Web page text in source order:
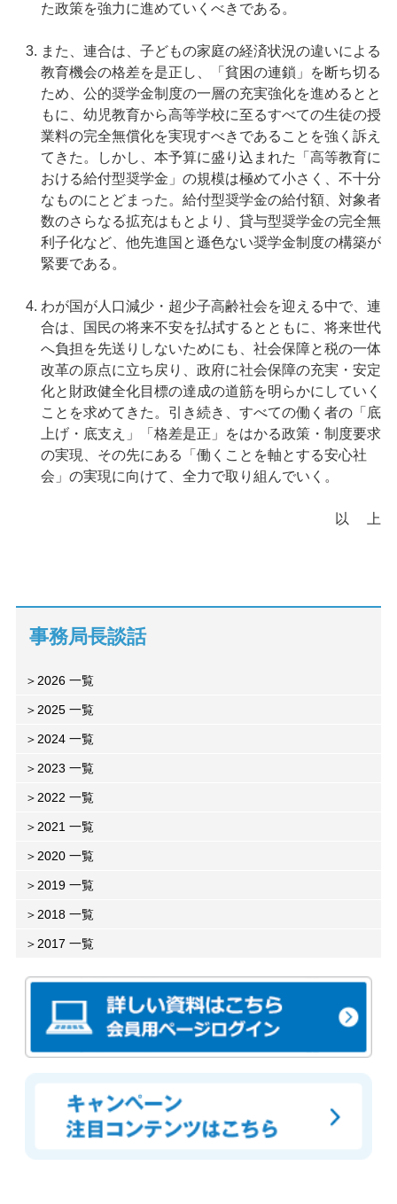
た政策を強力に進めていくべきである。
また、連合は、子どもの家庭の経済状況の違いによる
教育機会の格差を是正し、「貧困の連鎖」を断ち切る
ため、公的奨学金制度の一層の充実強化を進めるとと
もに、幼児教育から高等学校に至るすべての生徒の授
業料の完全無償化を実現すべきであることを強く訴え
てきた。しかし、本予算に盛り込まれた「高等教育に
おける給付型奨学金」の規模は極めて小さく、不十分
なものにとどまった。給付型奨学金の給付額、対象者
数のさらなる拡充はもとより、貸与型奨学金の完全無
利子化など、他先進国と遜色ない奨学金制度の構築が
緊要である。
わが国が人口減少・超少子高齢社会を迎える中で、連
合は、国民の将来不安を払拭するとともに、将来世代
へ負担を先送りしないためにも、社会保障と税の一体
改革の原点に立ち戻り、政府に社会保障の充実・安定
化と財政健全化目標の達成の道筋を明らかにしていく
ことを求めてきた。引き続き、すべての働く者の「底
上げ・底支え」「格差是正」をはかる政策・制度要求
の実現、その先にある「働くことを軸とする安心社
会」の実現に向けて、全力で取り組んでいく。
以 上
事務局長談話
2026 一覧
2025 一覧
2024 一覧
2023 一覧
2022 一覧
2021 一覧
2020 一覧
2019 一覧
2018 一覧
2017 一覧